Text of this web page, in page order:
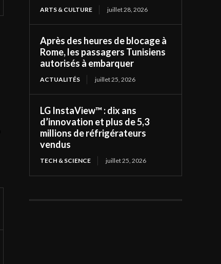
ARTS & CULTURE juillet 28, 2026
Après des heures de blocage à
Rome, les passagers Tunisiens
autorisés à embarquer
ACTUALITÉS juillet 25, 2026
LG InstaView™ : dix ans
d’innovation et plus de 5,3
millions de réfrigérateurs
vendus
TECH & SCIENCE juillet 25, 2026